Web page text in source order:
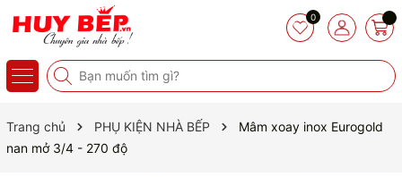
0
Trang chủ PHỤ KIỆN NHÀ BẾP
Mâm xoay inox Eurogold
nan mở 3/4 - 270 độ